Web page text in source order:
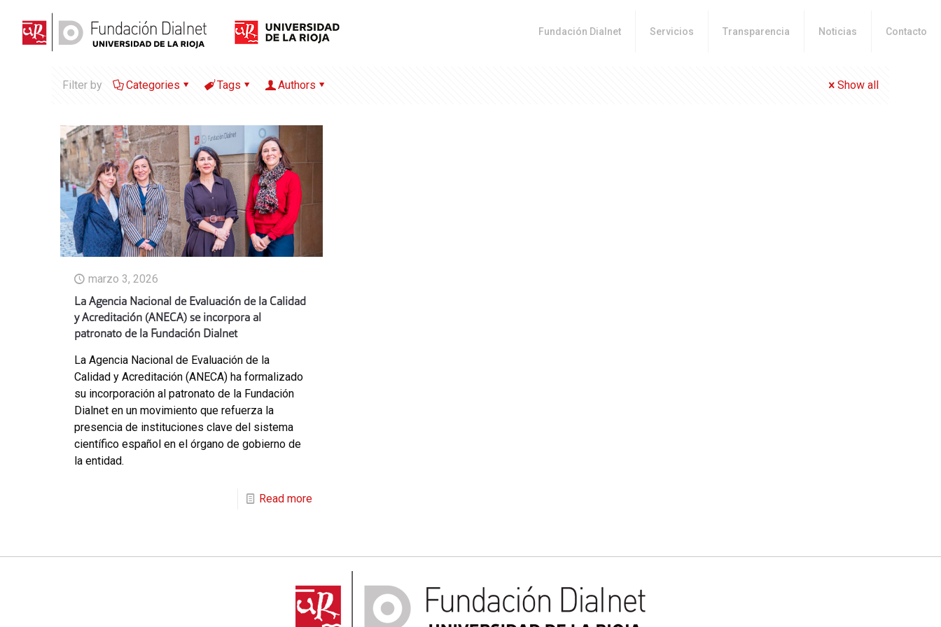
Fundación Dialnet Servicios Transparencia Noticias Contacto
Filter by Categories Tags Authors Show all
marzo 3, 2026
La Agencia Nacional de Evaluación de la Calidad
y Acreditación (ANECA) se incorpora al
patronato de la Fundación Dialnet
La Agencia Nacional de Evaluación de la
Calidad y Acreditación (ANECA) ha formalizado
su incorporación al patronato de la Fundación
Dialnet en un movimiento que refuerza la
presencia de instituciones clave del sistema
científico español en el órgano de gobierno de
la entidad.
Read more